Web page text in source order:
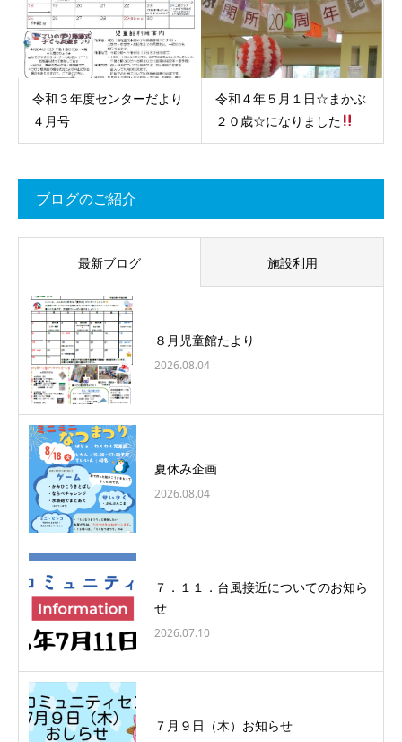
令和３年度センターだより
４月号
令和４年５月１日☆まかぶ
２０歳☆になりました
ブログのご紹介
最新ブログ 施設利用
８月児童館たより
2026.08.04
夏休み企画
2026.08.04
７．１１．台風接近についてのお知ら
せ
2026.07.10
７月９日（木）お知らせ